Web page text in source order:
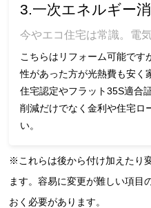
3.一次エネルギー
今やエコ住宅は常識。電
こちらはリフォーム可能です
性があった方が光熱費も安く
住宅認定やフラット35S適合
削減だけでなく金利や住宅ロ
い。
※これらは後から付け加えたり
ます。容易に変更が難しい項目
おく必要があります。